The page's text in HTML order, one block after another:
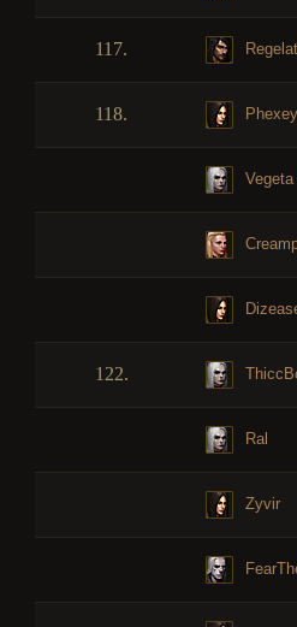
117.
118.
Vegeta
122.
Ral
Zyvir